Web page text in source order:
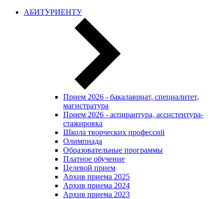
АБИТУРИЕНТУ
Прием 2026 - бакалавриат, специалитет,
магистратура
Прием 2026 - аспирантура, ассистентура-
стажировка
Школа творческих профессий
Олимпиада
Образовательные программы
Платное обучение
Целевой прием
Архив приема 2025
Архив приема 2024
Архив приема 2023